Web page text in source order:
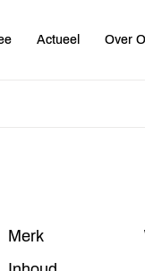
Actueel Over
Merk